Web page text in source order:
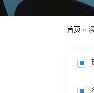
首页 »